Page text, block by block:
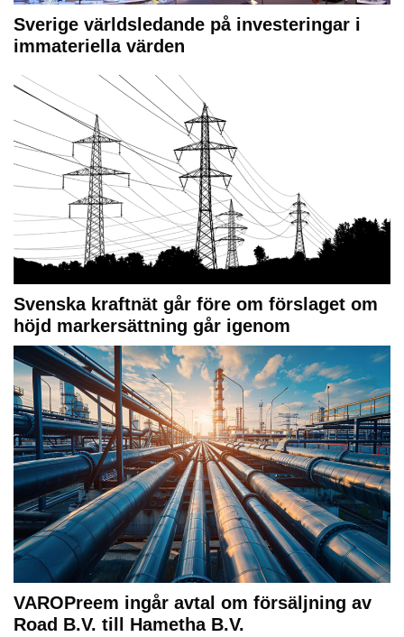
Sverige världsledande på investeringar i
immateriella värden
Svenska kraftnät går före om förslaget om
höjd markersättning går igenom
VAROPreem ingår avtal om försäljning av
Road B.V. till Hametha B.V.